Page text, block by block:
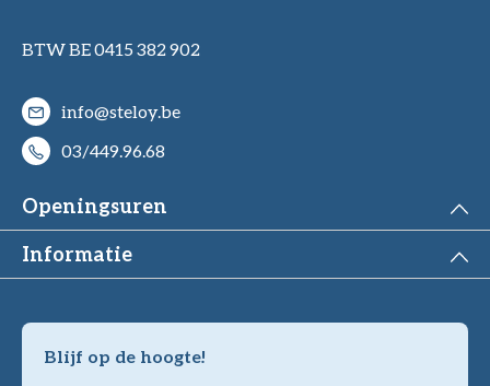
BTW BE 0415 382 902
info@steloy.be
03/449.96.68
Openingsuren
Informatie
Blijf op de hoogte!